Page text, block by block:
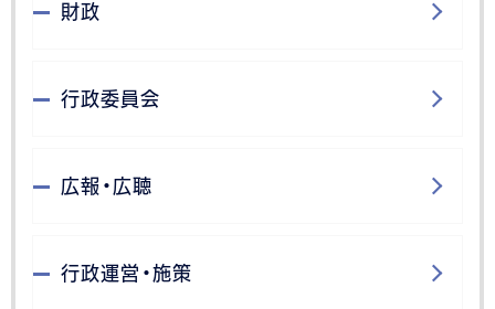
財政
行政委員会
広報・広聴
行政運営・施策